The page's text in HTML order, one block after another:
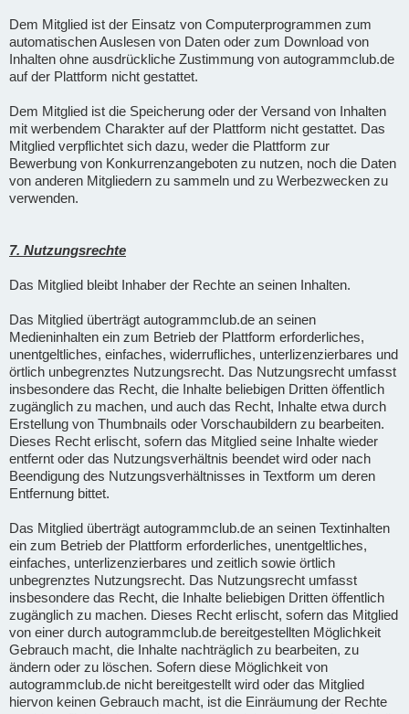
Dem Mitglied ist der Einsatz von Computerprogrammen zum
automatischen Auslesen von Daten oder zum Download von
Inhalten ohne ausdrückliche Zustimmung von autogrammclub.de
auf der Plattform nicht gestattet.
Dem Mitglied ist die Speicherung oder der Versand von Inhalten
mit werbendem Charakter auf der Plattform nicht gestattet. Das
Mitglied verpflichtet sich dazu, weder die Plattform zur
Bewerbung von Konkurrenzangeboten zu nutzen, noch die Daten
von anderen Mitgliedern zu sammeln und zu Werbezwecken zu
verwenden.
7. Nutzungsrechte
Das Mitglied bleibt Inhaber der Rechte an seinen Inhalten.
Das Mitglied überträgt autogrammclub.de an seinen
Medieninhalten ein zum Betrieb der Plattform erforderliches,
unentgeltliches, einfaches, widerrufliches, unterlizenzierbares und
örtlich unbegrenztes Nutzungsrecht. Das Nutzungsrecht umfasst
insbesondere das Recht, die Inhalte beliebigen Dritten öffentlich
zugänglich zu machen, und auch das Recht, Inhalte etwa durch
Erstellung von Thumbnails oder Vorschaubildern zu bearbeiten.
Dieses Recht erlischt, sofern das Mitglied seine Inhalte wieder
entfernt oder das Nutzungsverhältnis beendet wird oder nach
Beendigung des Nutzungsverhältnisses in Textform um deren
Entfernung bittet.
Das Mitglied überträgt autogrammclub.de an seinen Textinhalten
ein zum Betrieb der Plattform erforderliches, unentgeltliches,
einfaches, unterlizenzierbares und zeitlich sowie örtlich
unbegrenztes Nutzungsrecht. Das Nutzungsrecht umfasst
insbesondere das Recht, die Inhalte beliebigen Dritten öffentlich
zugänglich zu machen. Dieses Recht erlischt, sofern das Mitglied
von einer durch autogrammclub.de bereitgestellten Möglichkeit
Gebrauch macht, die Inhalte nachträglich zu bearbeiten, zu
ändern oder zu löschen. Sofern diese Möglichkeit von
autogrammclub.de nicht bereitgestellt wird oder das Mitglied
hiervon keinen Gebrauch macht, ist die Einräumung der Rechte